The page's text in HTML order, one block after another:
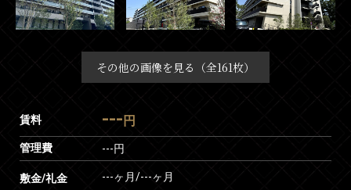
その他の画像を見る（全161枚）
賃料 --- 円
管理費 ---円
敷金/礼金 ---ヶ月/---ヶ月